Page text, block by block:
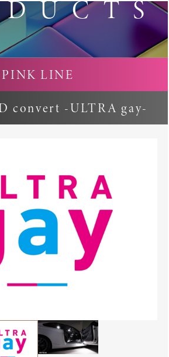
PINK LINE
convert -ULTRA gay-